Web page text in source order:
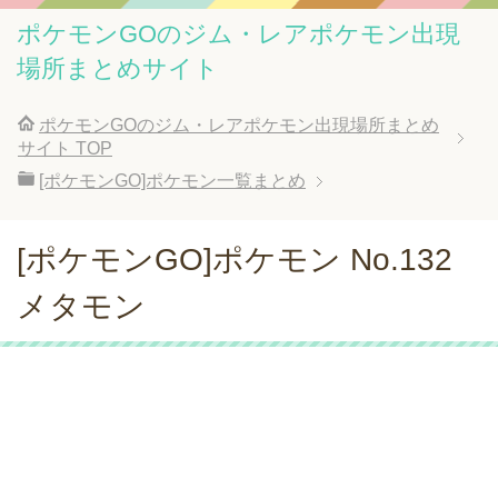
ポケモンGOのジム・レアポケモン出現
場所まとめサイト
ポケモンGOのジム・レアポケモン出現場所まとめ
サイト TOP
[ポケモンGO]ポケモン一覧まとめ
[ポケモンGO]ポケモン No.132
メタモン